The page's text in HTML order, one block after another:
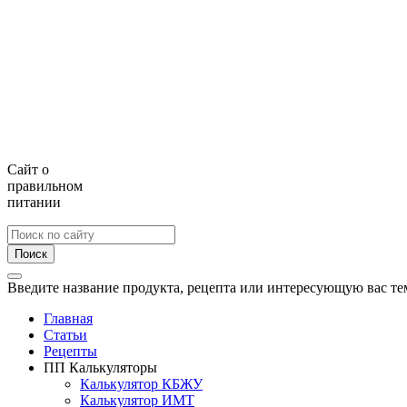
Сайт о
правильном
питании
Поиск
Введите название продукта, рецепта или интересующую вас
Главная
Статьи
Рецепты
ПП Калькуляторы
Калькулятор КБЖУ
Калькулятор ИМТ